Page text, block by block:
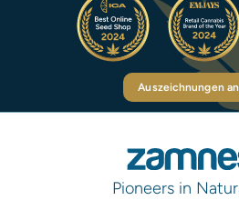
Auszeichnungen
Pioneers in